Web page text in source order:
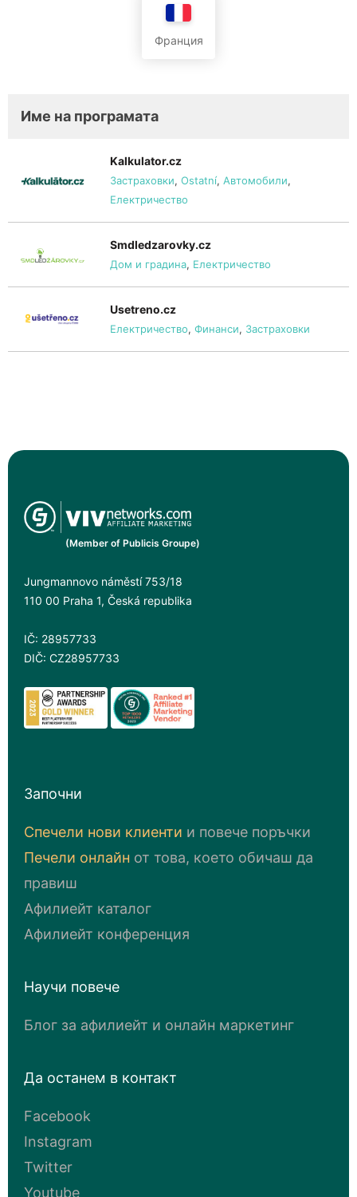
Франция
Име на програмата
Kalkulator.cz
Застраховки, Ostatní, Автомобили,
Електричество
Smdledzarovky.cz
Дом и градина, Електричество
Usetreno.cz
Електричество, Финанси, Застраховки
(Member of Publicis Groupe)
Jungmannovo náměstí 753/18
110 00 Praha 1, Česká republika
IČ: 28957733
DIČ: CZ28957733
Започни
Спечели нови клиенти и повече поръчки
Печели онлайн от това, което обичаш да
правиш
Афилиейт каталог
Афилиейт конференция
Научи повече
Блог за афилиейт и онлайн маркетинг
Да останем в контакт
Facebook
Instagram
Twitter
Youtube